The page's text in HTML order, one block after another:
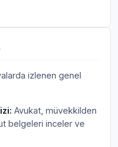
izlenen genel
Avukat, müvekkilden
belgeleri inceler ve